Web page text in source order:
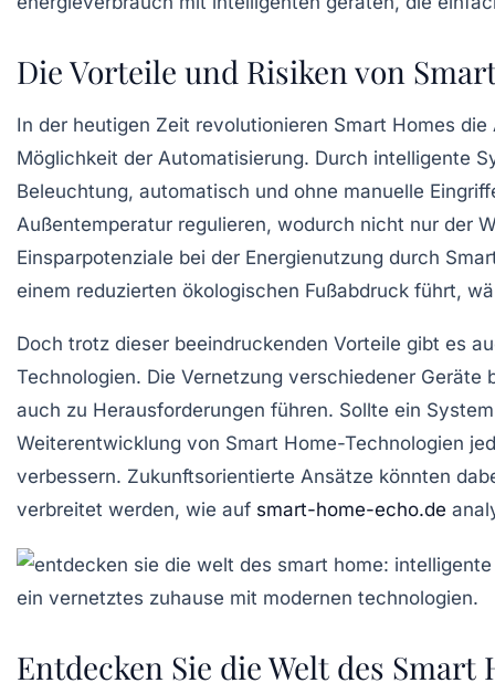
Die Vorteile und Risiken von
In der heutigen Zeit revolutionieren Smart Homes die
Möglichkeit der Automatisierung. Durch intelligente
Beleuchtung, automatisch und ohne manuelle
Außentemperatur regulieren, wodurch nicht nur der
Einsparpotenziale bei der Energienutzung durch
einem reduzierten ökologischen Fußabdruck führt,
Doch trotz dieser beeindruckenden Vorteile gibt es
Technologien. Die Vernetzung verschiedener Geräte
auch zu Herausforderungen führen. Sollte ein
Weiterentwicklung von Smart Home-Technologien
verbessern. Zukunftsorientierte Ansätze könnten
verbreitet werden, wie auf smart-home-echo.de
Entdecken Sie die Welt des Smart